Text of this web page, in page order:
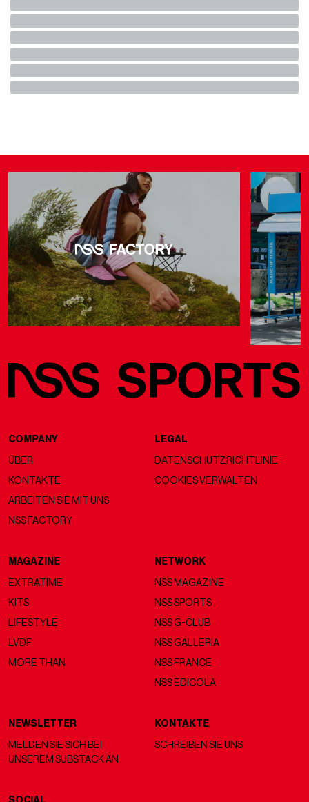
COMPANY
ÜBER
KONTAKTE
ARBEITEN SIE MIT UNS
NSS FACTORY
LEGAL
DATENSCHUTZRICHTLINIE
COOKIES VERWALTEN
MAGAZINE
EXTRATIME
KITS
LIFESTYLE
LVDF
MORE THAN
NETWORK
NSS MAGAZINE
NSS SPORTS
NSS G-CLUB
NSS GALLERIA
NSS FRANCE
NSS EDICOLA
NEWSLETTER
MELDEN SIE SICH BEI
UNSEREM SUBSTACK AN
KONTAKTE
SCHREIBEN SIE UNS